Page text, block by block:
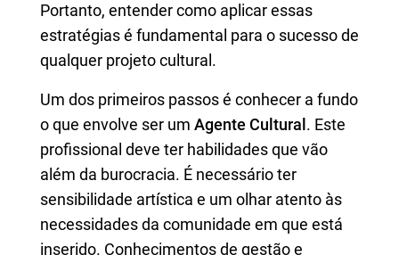
Portanto, entender como aplicar essas
estratégias é fundamental para o sucesso de
qualquer projeto cultural.
Um dos primeiros passos é conhecer a fundo
o que envolve ser um Agente Cultural . Este
profissional deve ter habilidades que vão
além da burocracia. É necessário ter
sensibilidade artística e um olhar atento às
necessidades da comunidade em que está
inserido. Conhecimentos de gestão e